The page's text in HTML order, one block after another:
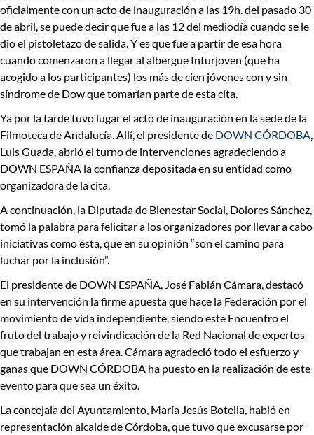
oficialmente con un acto de inauguración a las 19h. del pasado 30
de abril, se puede decir que fue a las 12 del mediodía cuando se le
dio el pistoletazo de salida. Y es que fue a partir de esa hora
cuando comenzaron a llegar al albergue Inturjoven (que ha
acogido a los participantes) los más de cien jóvenes con y sin
síndrome de Dow que tomarían parte de esta cita.
Ya por la tarde tuvo lugar el acto de inauguración en la sede de la
Filmoteca de Andalucía. Allí, el presidente de DOWN CÓRDOBA
Luis Guada , abrió el turno de intervenciones agradeciendo a
DOWN ESPAÑA la confianza depositada en su entidad como
organizadora de la cita.
A continuación, la Diputada de Bienestar Social, Dolores Sánchez,
tomó la palabra para felicitar a los organizadores por llevar a cabo
iniciativas como ésta, que en su opinión “son el camino para
luchar por la inclusión”.
El presidente de DOWN ESPAÑA, José Fabián Cámara, destacó
en su intervención la firme apuesta que hace la Federación por el
movimiento de vida independiente, siendo este Encuentro el
fruto del trabajo y reivindicación de la Red Nacional de expertos
que trabajan en esta área. Cámara agradeció todo el esfuerzo y
ganas que DOWN CÓRDOBA ha puesto en la realización de este
evento para que sea un éxito.
Laconcejala del Ayuntamiento, María Jesús Botella, habló en
representación alcalde de Córdoba, que tuvo que excusarse por